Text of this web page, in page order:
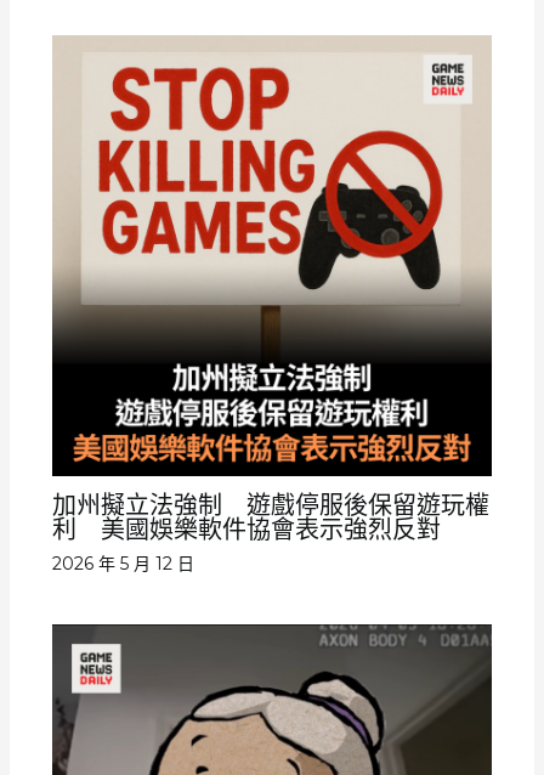
加州擬立法強制 遊戲停服後保留遊玩權
利 美國娛樂軟件協會表示強烈反對
2026 年 5 月 12 日